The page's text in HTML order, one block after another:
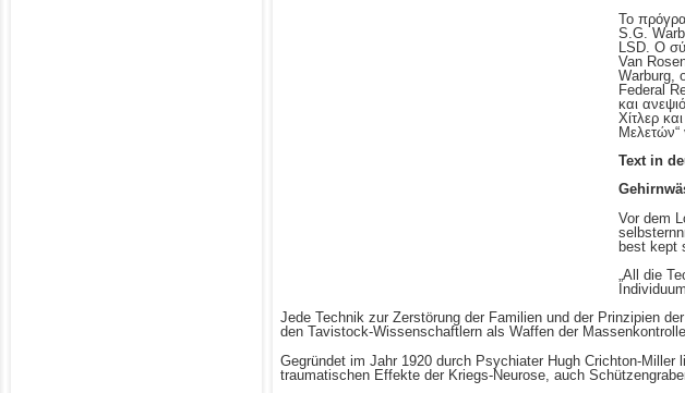
Το
S.G.
LSD. Ο
Van
Warburg,
Federal
και
Χίτλερ
Text in
Vor dem
best kept
„All die
Jede Technik zur Zerstörung der Familien und der Prinzipien
den Tavistock-Wissenschaftlern als Waffen der
Gegründet im Jahr 1920 durch Psychiater Hugh Crichton-
traumatischen Effekte der Kriegs-Neurose, auch